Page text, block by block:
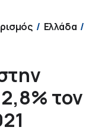
Ελλάδα
τον